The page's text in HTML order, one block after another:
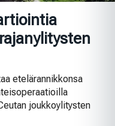
etelärannikkonsa
joukkoylitysten